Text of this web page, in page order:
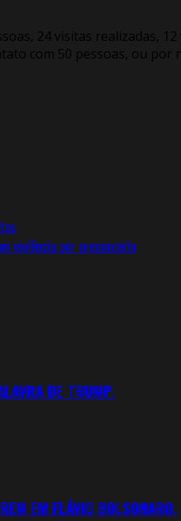
24 visitas realizadas,
com 50 pessoas, ou
violência por preconceito
DE TRUMP.
EM FLÁVIO BOLSONARO.